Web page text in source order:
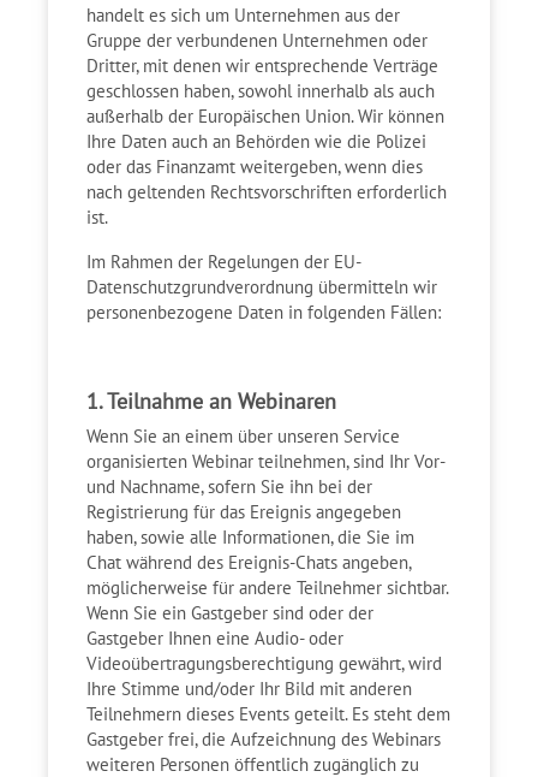
handelt es sich um Unternehmen aus der
Gruppe der verbundenen Unternehmen oder
Dritter, mit denen wir entsprechende Verträge
geschlossen haben, sowohl innerhalb als auch
außerhalb der Europäischen Union. Wir können
Ihre Daten auch an Behörden wie die Polizei
oder das Finanzamt weitergeben, wenn dies
nach geltenden Rechtsvorschriften erforderlich
ist.
Im Rahmen der Regelungen der EU-
Datenschutzgrundverordnung übermitteln wir
personenbezogene Daten in folgenden Fällen:
1. Teilnahme an Webinaren
Wenn Sie an einem über unseren Service
organisierten Webinar teilnehmen, sind Ihr Vor-
und Nachname, sofern Sie ihn bei der
Registrierung für das Ereignis angegeben
haben, sowie alle Informationen, die Sie im
Chat während des Ereignis-Chats angeben,
möglicherweise für andere Teilnehmer sichtbar.
Wenn Sie ein Gastgeber sind oder der
Gastgeber Ihnen eine Audio- oder
Videoübertragungsberechtigung gewährt, wird
Ihre Stimme und/oder Ihr Bild mit anderen
Teilnehmern dieses Events geteilt. Es steht dem
Gastgeber frei, die Aufzeichnung des Webinars
weiteren Personen öffentlich zugänglich zu